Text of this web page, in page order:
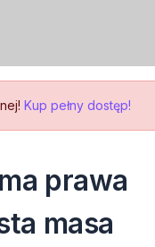
Kup pełny dostęp!
prawa
masa